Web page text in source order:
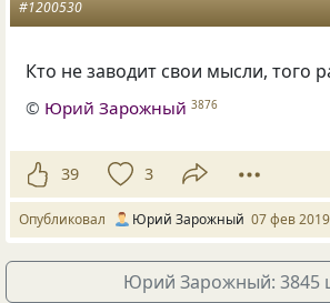
#1200530
Кто не заводит свои мысли, того
© Юрий Зарожный 3876
39 3
Опубликовал Юрий Зарожный 07 фев 2019
Юрий Зарожный: 3845